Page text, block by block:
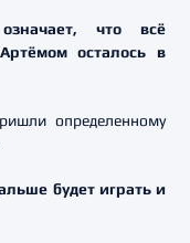
что всё
осталось в
определенному
будет играть и